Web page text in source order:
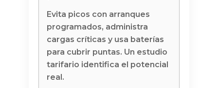
Evita picos con arranques
programados, administra
cargas críticas y usa baterías
para cubrir puntas. Un estudio
tarifario identifica el potencial
real.